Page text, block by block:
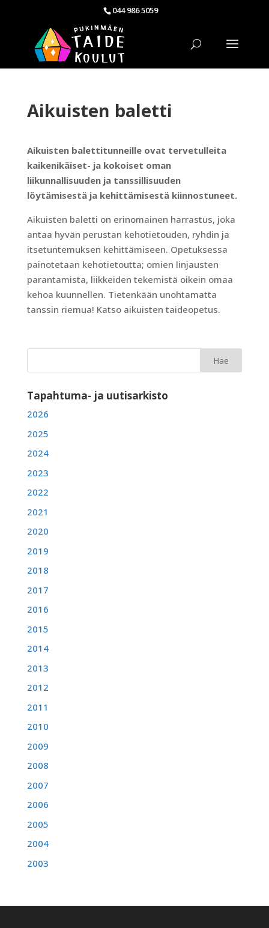
044 986 5059
Aikuisten baletti
Aikuisten balettitunneille ovat tervetulleita
kaikenikäiset- ja kokoiset oman
liikunnallisuuden ja tanssillisuuden
löytämisestä ja kehittämisestä kiinnostuneet.
Aikuisten baletti on erinomainen harrastus, joka
antaa hyvän perustan kehotietouden, ryhdin ja
itsetuntemuksen kehittämiseen. Opetuksessa
painotetaan kehotietoutta; omien linjausten
parantamista, liikkeiden tekemistä oikein omaa
kehoa kuunnellen. Tietenkään unohtamatta
tanssin riemua! Katso aikuisten taideopetus.
Tapahtuma- ja uutisarkisto
2026
2025
2024
2023
2022
2021
2020
2019
2018
2017
2016
2015
2014
2013
2012
2011
2010
2009
2008
2007
2006
2005
2004
2003